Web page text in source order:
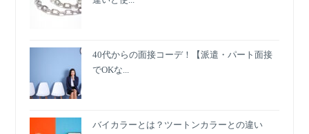
40代からの面接コーデ！【派遣・パート面接
でOKな...
バイカラーとは？ツートンカラーとの違い